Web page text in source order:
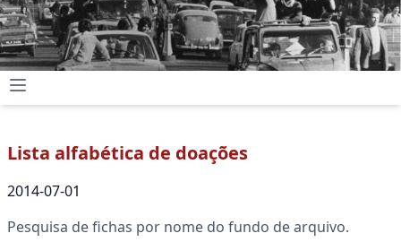
Lista alfabética de doações
2014-07-01
Pesquisa de fichas por nome do fundo de arquivo.